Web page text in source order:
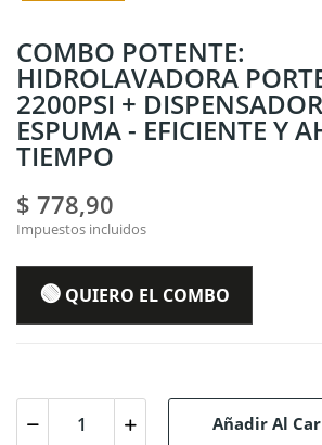
COMBO POTENTE:
HIDROLAVADORA
2200PSI +
ESPUMA - EFICIENTE Y
TIEMPO
$ 778,90
Impuestos incluidos
🟢 QUIERO EL COMBO
Añadir Al